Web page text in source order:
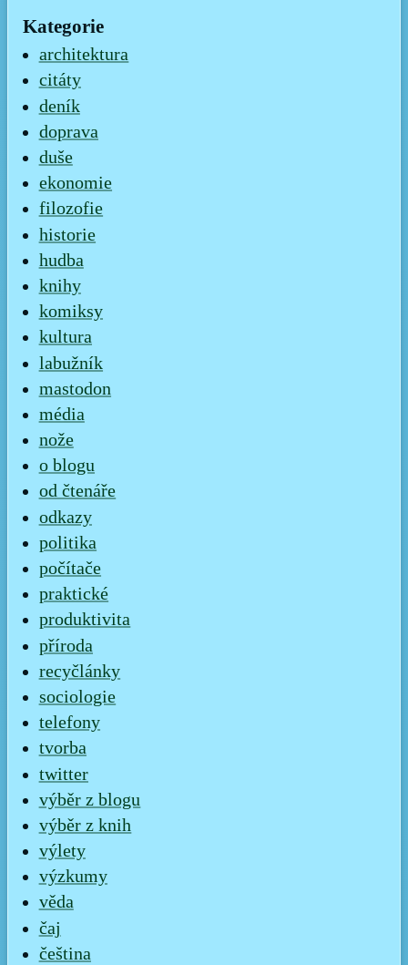
Kategorie
architektura
citáty
deník
doprava
duše
ekonomie
filozofie
historie
hudba
knihy
komiksy
kultura
labužník
mastodon
média
nože
o blogu
od čtenáře
odkazy
politika
počítače
praktické
produktivita
příroda
recyčlánky
sociologie
telefony
tvorba
twitter
výběr z blogu
výběr z knih
výlety
výzkumy
věda
čaj
čeština